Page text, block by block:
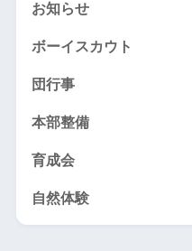
お知らせ
ボーイスカウト
団行事
本部整備
育成会
自然体験